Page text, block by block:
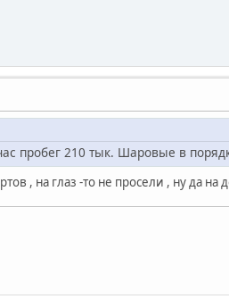
пробег 210 тык. Шаровые в
, на глаз -то не просели , ну да на